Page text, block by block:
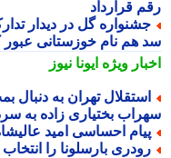
قرارداد
گل در دیدار
هم نام خوزستانی عبور کرد
ویژهایونا نیوز
تهران به دنبال بمب
بختیاری زاده به سردار
احساسی امید عالیشاه
بارسلونا را انتخاب